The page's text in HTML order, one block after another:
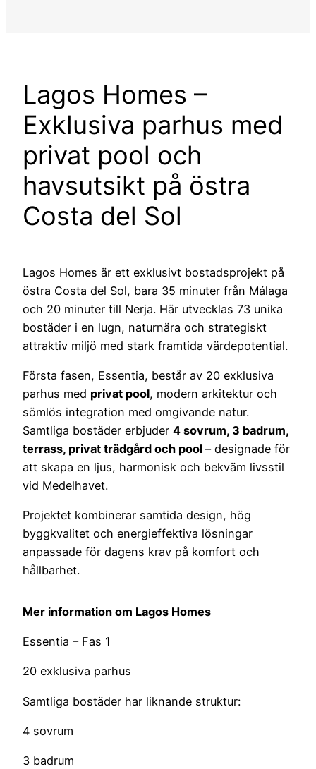
Lagos Homes –
Exklusiva parhus med
privat pool och
havsutsikt på östra
Costa del Sol
Lagos Homes är ett exklusivt bostadsprojekt på
östra Costa del Sol, bara 35 minuter från Málaga
och 20 minuter till Nerja. Här utvecklas 73 unika
bostäder i en lugn, naturnära och strategiskt
attraktiv miljö med stark framtida värdepotential.
Första fasen, Essentia, består av 20 exklusiva
parhus med privat pool, modern arkitektur och
sömlös integration med omgivande natur.
Samtliga bostäder erbjuder 4 sovrum, 3 badrum,
terrass, privat trädgård och pool – designade för
att skapa en ljus, harmonisk och bekväm livsstil
vid Medelhavet.
Projektet kombinerar samtida design, hög
byggkvalitet och energieffektiva lösningar
anpassade för dagens krav på komfort och
hållbarhet.
Mer information om Lagos Homes
Essentia – Fas 1
20 exklusiva parhus
Samtliga bostäder har liknande struktur:
4 sovrum
3 badrum